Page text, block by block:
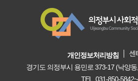
개인정보처리방침
센
경기도 의정부시 용민로 373-17 (낙양
TEL. 031-850-